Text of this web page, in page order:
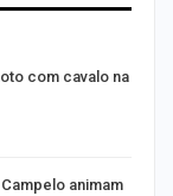
com cavalo na
animam